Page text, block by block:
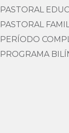
PASTORAL
PASTORAL
PERÍODO
PROGRAMA